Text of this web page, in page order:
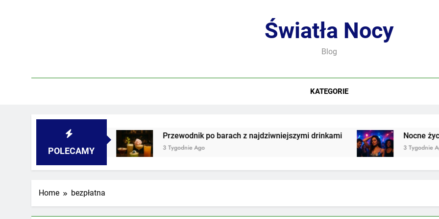
Światła Nocy
Blog
KATEGORIE
POLECAMY
i podwórkach Przewodnik po barach z najdziwniejszymi drinkami
3 Tygodnie Ago
Nocne życie
3 Tygodnie Ago
Home bezpłatna